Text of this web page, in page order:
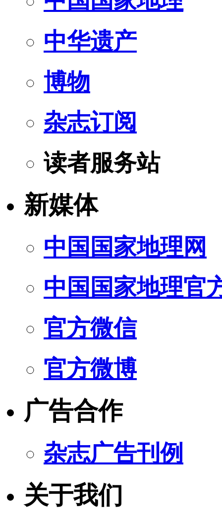
中华遗产
博物
杂志订阅
读者服务站
新媒体
中国国家地理网
中国国家地理官
官方微信
官方微博
广告合作
杂志广告刊例
关于我们